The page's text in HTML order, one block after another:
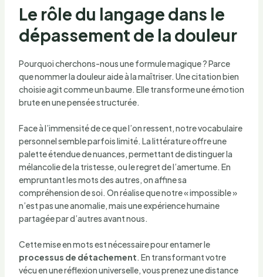
Le rôle du langage dans le
dépassement de la douleur
Pourquoi cherchons-nous une formule magique ? Parce
que nommer la douleur aide à la maîtriser. Une citation bien
choisie agit comme un baume. Elle transforme une émotion
brute en une pensée structurée.
Face à l’immensité de ce que l’on ressent, notre vocabulaire
personnel semble parfois limité. La littérature offre une
palette étendue de nuances, permettant de distinguer la
mélancolie de la tristesse, ou le regret de l’amertume. En
empruntant les mots des autres, on affine sa
compréhension de soi. On réalise que notre « impossible »
n’est pas une anomalie, mais une expérience humaine
partagée par d’autres avant nous.
Cette mise en mots est nécessaire pour entamer le
processus de détachement. En transformant votre
vécu en une réflexion universelle, vous prenez une distance